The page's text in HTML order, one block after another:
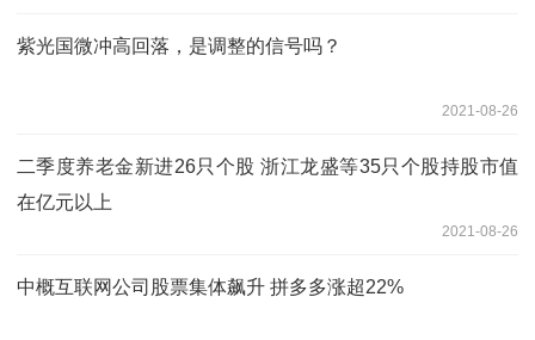
紫光国微冲高回落，是调整的信号吗？
2021-08-26
二季度养老金新进26只个股 浙江龙盛等35只个股持股市值
在亿元以上
2021-08-26
中概互联网公司股票集体飙升 拼多多涨超22%